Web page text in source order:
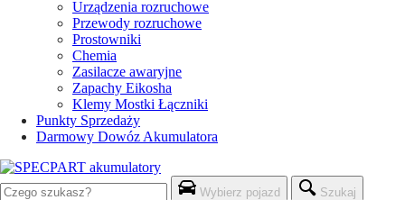
Urządzenia rozruchowe
Przewody rozruchowe
Prostowniki
Chemia
Zasilacze awaryjne
Zapachy Eikosha
Klemy Mostki Łączniki
Punkty Sprzedaży
Darmowy Dowóz Akumulatora
Wybierz pojazd Szukaj